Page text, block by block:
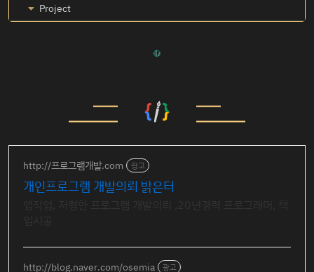
Project
http://프로그램개발.com 광고
개인프로그램 개발의뢰 밝은터
http://blog.naver.com/osemia 광고